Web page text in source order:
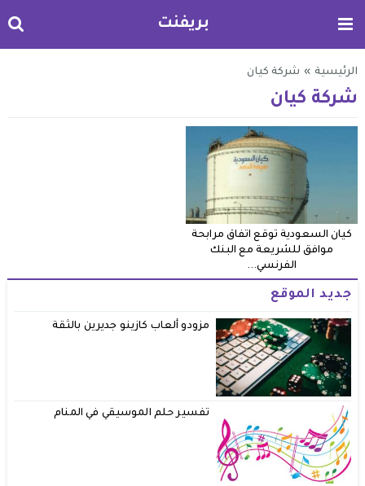
بريفنت
الرئيسية » شركة كيان
شركة كيان
كيان السعودية توقع اتفاق مرابحة
موافق للشريعة مع البنك
الفرنسي...
جديد الموقع
مزودو ألعاب كازينو جديرين بالثقة
تفسير حلم الموسيقي في المنام